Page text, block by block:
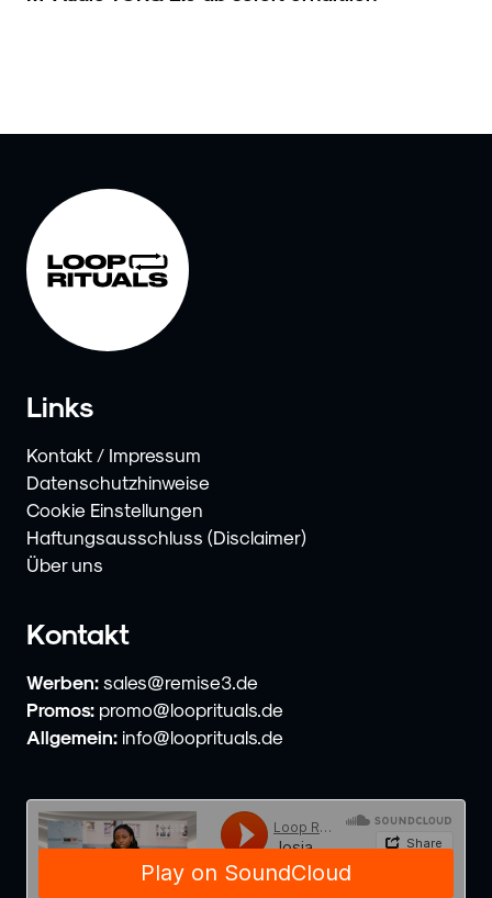
Links
Kontakt / Impressum
Datenschutzhinweise
Cookie Einstellungen
Haftungsausschluss (Disclaimer)
Über uns
Kontakt
Werben: sales@remise3.de
Promos: promo@looprituals.de
Allgemein: info@looprituals.de